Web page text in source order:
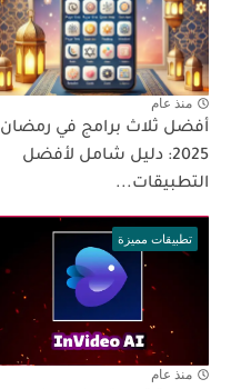
منذ عام
أفضل ثلاث برامج في رمضان
2025: دليل شامل لأفضل
التطبيقات...
تطبيقات مميزة
منذ عام